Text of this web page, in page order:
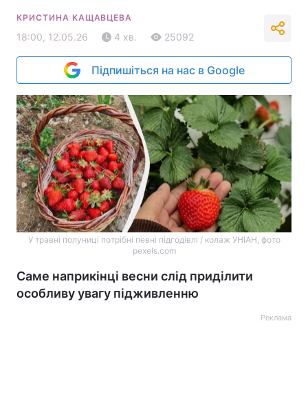
КРИСТИНА КАЩАВЦЕВА
18:00, 12.05.26 4 хв. 25092
Підпишіться на нас в Google
У травні полуниці потрібні певні підгодівлі / колаж УНІАН, фото
pexels.com
Саме наприкінці весни слід приділити
особливу увагу підживленню
Реклама